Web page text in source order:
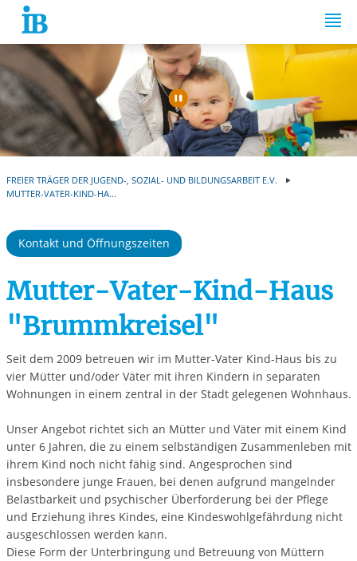
Springe zum Inhalt
Automatische
FREIER TRÄGER DER JUGEND-, SOZIAL- UND BILDUNGSARBEIT E.V.
MUTTER-VATER-KIND-HA...
Kontakt und Öffnungszeiten
Mutter-Vater-Kind-Haus
"Brummkreisel"
Seit dem 2009 betreuen wir im Mutter-Vater Kind-Haus bis zu
vier Mütter und/oder Väter mit ihren Kindern in separaten
Wohnungen in einem zentral in der Stadt gelegenen Wohnhaus.
Unser Angebot richtet sich an Mütter und Väter mit einem Kind
unter 6 Jahren, die zu einem selbständigen Zusammenleben mit
ihrem Kind noch nicht fähig sind. Angesprochen sind
insbesondere junge Frauen, bei denen aufgrund mangelnder
Belastbarkeit und psychischer Überforderung bei der Pflege
und Erziehung ihres Kindes, eine Kindeswohlgefährdung nicht
ausgeschlossen werden kann.
Diese Form der Unterbringung und Betreuung von Müttern